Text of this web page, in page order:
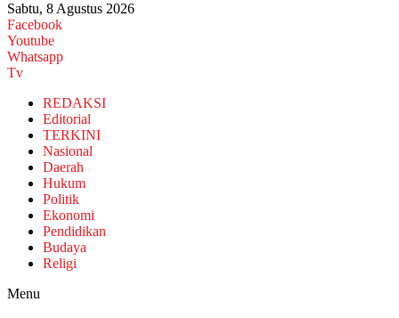
Sabtu, 8 Agustus 2026
Facebook
Youtube
Whatsapp
Tv
REDAKSI
Editorial
TERKINI
Nasional
Daerah
Hukum
Politik
Ekonomi
Pendidikan
Budaya
Religi
Menu